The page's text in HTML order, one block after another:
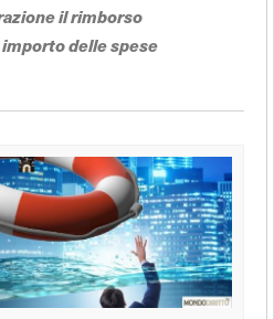
il rimborso
delle spese